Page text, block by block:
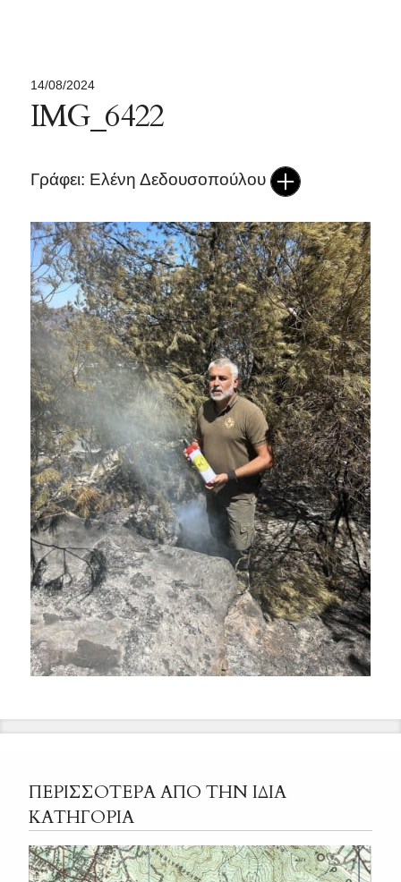
14/08/2024
IMG_6422
Γράφει: Ελένη Δεδουσοπούλου
ΠΕΡΙΣΣΟΤΕΡΑ ΑΠΟ ΤΗΝ ΙΔΙΑ
ΚΑΤΗΓΟΡΙΑ